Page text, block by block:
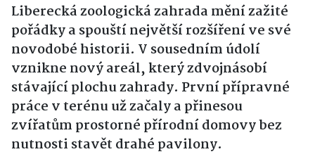
Liberecká zoologická zahrada mění zažité
pořádky a spouští největší rozšíření ve své
novodobé historii. V sousedním údolí
vznikne nový areál, který zdvojnásobí
stávající plochu zahrady. První přípravné
práce v terénu už začaly a přinesou
zvířatům prostorné přírodní domovy bez
nutnosti stavět drahé pavilony.